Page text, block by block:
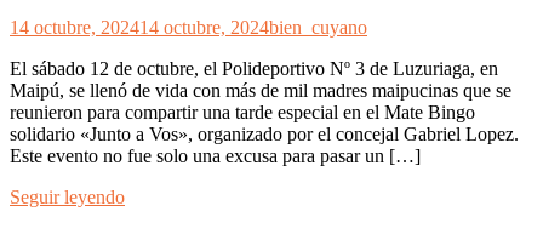
14 octubre, 202414 octubre, 2024bien_cuyano
El sábado 12 de octubre, el Polideportivo Nº 3 de Luzuriaga, en
Maipú, se llenó de vida con más de mil madres maipucinas que se
reunieron para compartir una tarde especial en el Mate Bingo
solidario «Junto a Vos», organizado por el concejal Gabriel Lopez.
Este evento no fue solo una excusa para pasar un […]
Seguir leyendo